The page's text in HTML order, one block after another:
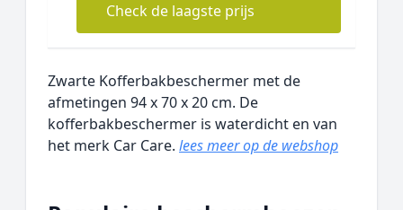
Check de laagste prijs
Zwarte Kofferbakbeschermer met de
afmetingen 94 x 70 x 20 cm. De
kofferbakbeschermer is waterdicht en van
het merk Car Care. lees meer op de webshop